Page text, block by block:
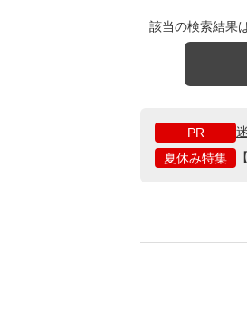
該当の検索結果
PR
夏休み特集